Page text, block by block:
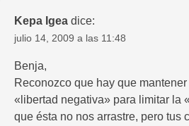
Kepa Igea dice:
julio 14, 2009 a las 11:48
Benja,
Reconozco que hay que
«libertad negativa» para limitar la
que ésta no nos arrastre, pero tus